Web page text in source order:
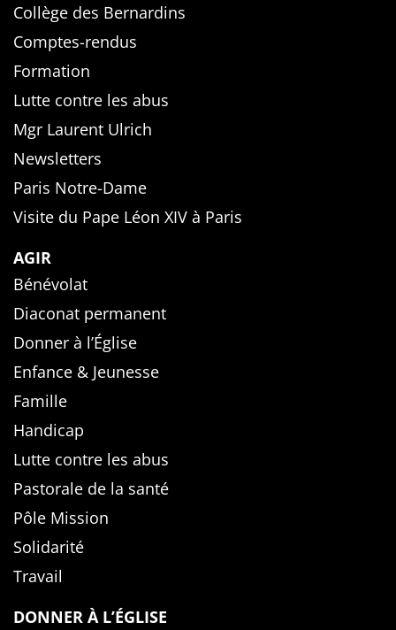
Collège des Bernardins
Comptes-rendus
Formation
Lutte contre les abus
Mgr Laurent Ulrich
Newsletters
Paris Notre-Dame
Visite du Pape Léon XIV à Paris
AGIR
Bénévolat
Diaconat permanent
Donner à l’Église
Enfance & Jeunesse
Famille
Handicap
Lutte contre les abus
Pastorale de la santé
Pôle Mission
Solidarité
Travail
DONNER À L’ÉGLISE